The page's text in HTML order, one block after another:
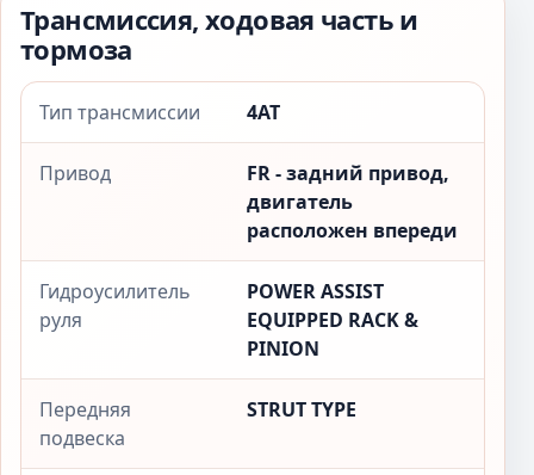
Трансмиссия, ходовая часть и
тормоза
Тип трансмиссии 4AT
Привод
FR - задний привод,
двигатель
расположен впереди
Гидроусилитель
руля
POWER ASSIST
EQUIPPED RACK &
PINION
Передняя
подвеска
STRUT TYPE